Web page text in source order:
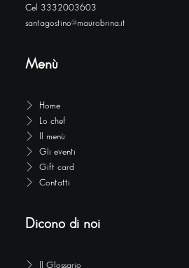
Cel 3332003603
santagostino@maurobrina.it
Menù
Home
Lo chef
Il menù
Gli eventi
Gift card
Contatti
Dicono di noi
Il Glossario